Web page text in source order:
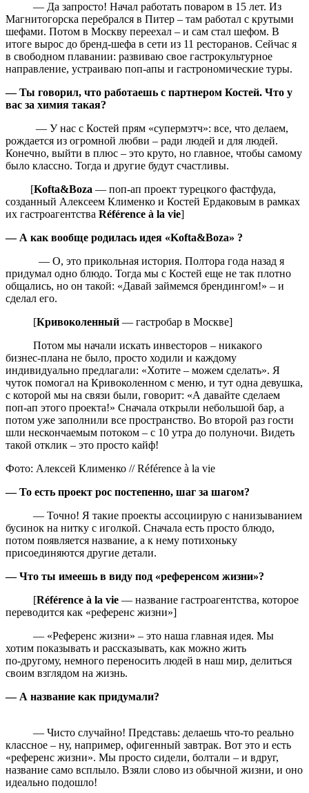
— Да запросто! Начал работать поваром в 15 лет. Из
Магнитогорска перебрался в Питер – там работал с крутыми
шефами. Потом в Москву переехал – и сам стал шефом. В
итоге вырос до бренд‑шефа в сети из 11 ресторанов. Сейчас я
в свободном плавании: развиваю свое гастрокультурное
направление, устраиваю поп‑апы и гастрономические туры.
— Ты говорил, что работаешь с партнером Костей. Что у
вас за химия такая?
— У нас с Костей прям «супермэтч»: все, что делаем,
рождается из огромной любви – ради людей и для людей.
Конечно, выйти в плюс – это круто, но главное, чтобы самому
было классно. Тогда и другие будут счастливы.
[Kofta&Boza — поп-ап проект турецкого фастфуда,
созданный Алексеем Клименко и Костей Ердаковым в рамках
их гастроагентства Référence à la vie]
— А как вообще родилась идея «Kofta&Boza» ?
— О, это прикольная история. Полтора года назад я
придумал одно блюдо. Тогда мы с Костей еще не так плотно
общались, но он такой: «Давай займемся брендингом!» – и
сделал его.
[Кривоколенный — гастробар в Москве]
Потом мы начали искать инвесторов – никакого
бизнес‑плана не было, просто ходили и каждому
индивидуально предлагали: «Хотите – можем сделать». Я
чуток помогал на Кривоколенном с меню, и тут одна девушка,
с которой мы на связи были, говорит: «А давайте сделаем
поп‑ап этого проекта!» Сначала открыли небольшой бар, а
потом уже заполнили все пространство. Во второй раз гости
шли нескончаемым потоком – с 10 утра до полуночи. Видеть
такой отклик – это просто кайф!
Фото: Алексей Клименко // Référence à la vie
— То есть проект рос постепенно, шаг за шагом?
— Точно! Я такие проекты ассоциирую с нанизыванием
бусинок на нитку с иголкой. Сначала есть просто блюдо,
потом появляется название, а к нему потихоньку
присоединяются другие детали.
— Что ты имеешь в виду под «референсом жизни»?
[Référence à la vie — название гастроагентства, которое
переводится как «референс жизни»]
— «Референс жизни» – это наша главная идея. Мы
хотим показывать и рассказывать, как можно жить
по‑другому, немного переносить людей в наш мир, делиться
своим взглядом на жизнь.
— А название как придумали?
— Чисто случайно! Представь: делаешь что‑то реально
классное – ну, например, офигенный завтрак. Вот это и есть
«референс жизни». Мы просто сидели, болтали – и вдруг,
название само всплыло. Взяли слово из обычной жизни, и оно
идеально подошло!